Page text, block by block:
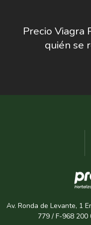
Precio Viagra
quién se
Av. Ronda de Levante, 1
779 / F-968